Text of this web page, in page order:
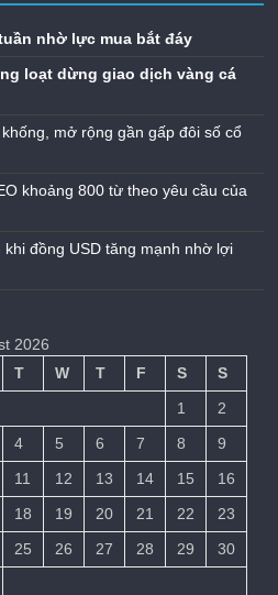
nhờ lực mua bắt đáy
loạt dừng giao dịch vàng cá
mở rộng gần gấp đôi số cổ
khoảng 800 từ theo yêu cầu của
đồng USD tăng mạnh nhờ lợi
2026
T W T F S
S
1
2
4 5 6 7 8
9
11 12 13 14 15
16
18 19 20 21 22
23
25 26 27 28 29
30